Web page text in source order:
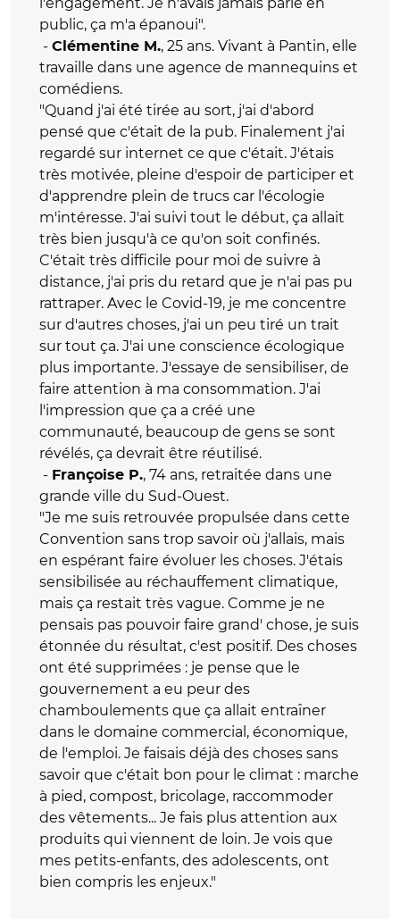
public, ça m'a épanoui".
- Clémentine M., 25 ans. Vivant à Pantin, elle
travaille dans une agence de mannequins et
comédiens.
"Quand j'ai été tirée au sort, j'ai d'abord
pensé que c'était de la pub. Finalement j'ai
regardé sur internet ce que c'était. J'étais
très motivée, pleine d'espoir de participer et
d'apprendre plein de trucs car l'écologie
m'intéresse. J'ai suivi tout le début, ça allait
très bien jusqu'à ce qu'on soit confinés.
C'était très difficile pour moi de suivre à
distance, j'ai pris du retard que je n'ai pas pu
rattraper. Avec le Covid-19, je me concentre
sur d'autres choses, j'ai un peu tiré un trait
sur tout ça. J'ai une conscience écologique
plus importante. J'essaye de sensibiliser, de
faire attention à ma consommation. J'ai
l'impression que ça a créé une
communauté, beaucoup de gens se sont
révélés, ça devrait être réutilisé.
- Françoise P., 74 ans, retraitée dans une
grande ville du Sud-Ouest.
"Je me suis retrouvée propulsée dans cette
Convention sans trop savoir où j'allais, mais
en espérant faire évoluer les choses. J'étais
sensibilisée au réchauffement climatique,
mais ça restait très vague. Comme je ne
pensais pas pouvoir faire grand' chose, je suis
étonnée du résultat, c'est positif. Des choses
ont été supprimées : je pense que le
gouvernement a eu peur des
chamboulements que ça allait entraîner
dans le domaine commercial, économique,
de l'emploi. Je faisais déjà des choses sans
savoir que c'était bon pour le climat : marche
à pied, compost, bricolage, raccommoder
des vêtements... Je fais plus attention aux
produits qui viennent de loin. Je vois que
mes petits-enfants, des adolescents, ont
bien compris les enjeux."